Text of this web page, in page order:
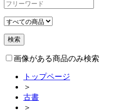
画像がある商品のみ検索
トップページ
＞
古書
＞